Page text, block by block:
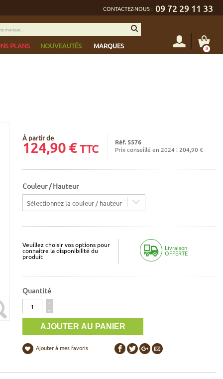
CONTACTEZ-NOUS : 09 72 29 11 33
PLANS NOUVEAUTÉS MARQUES 0
À partir de
124,90€ TTC
Réf. 5576
Prix conseillé en 2024 : 204,90 €
Couleur / Hauteur
Sélectionnez la couleur / hauteur
Veuillez choisir vos options pour
connaitre la disponibilité du
produit
Livraison
OFFERTE
Quantité
Quantité
+
-
Ajouter à mes favoris